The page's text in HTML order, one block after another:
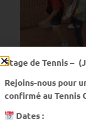
Stage de Tennis –
Rejoins-nous pour
confirmé au Tennis
Dates :